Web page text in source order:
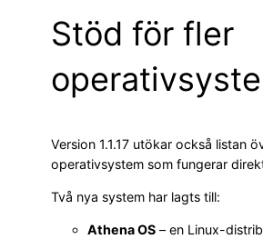
Stöd för fler
Version 1.1.17 utökar också listan
operativsystem som fungerar
Två nya system har lagts till:
Athena OS – en Linux-